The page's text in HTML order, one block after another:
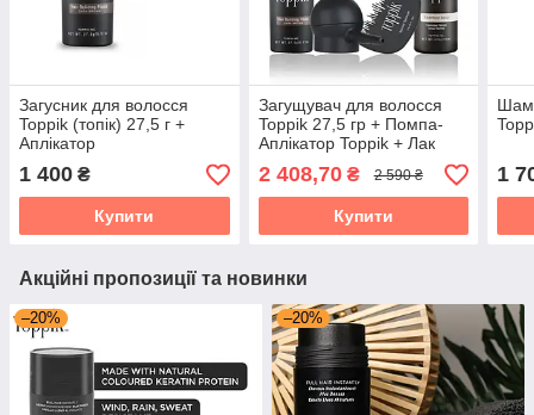
Загусник для волосся
Toppik (топік) 27,5 г +
Аплікатор
1 400 ₴
Купити
Загущувач для волосся
Toppik 27,5 гр + Помпа-
Аплікатор Toppik + Лак
закріплювач Toppik
2 408,70₴ 2 590 ₴
Купити
1
Акційні пропозиції та новинки
–20% –20%